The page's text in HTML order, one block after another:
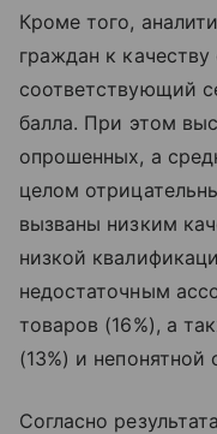
Кроме того,
граждан к
соответствующий
балла. При этом
опрошенных, а
целом
вызваны низким
низкой
недостаточным
товаров (16%), а
(13%) и непонятной
Согласно